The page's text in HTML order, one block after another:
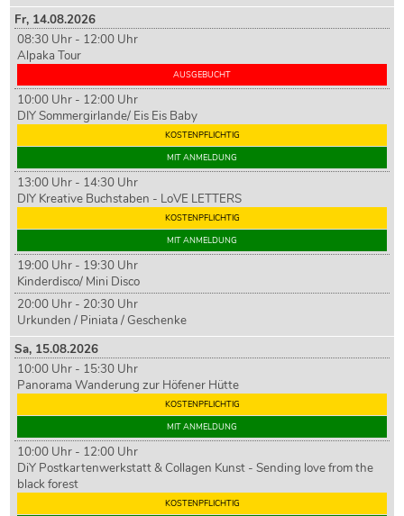
Fr, 14.08.2026
08:30 Uhr - 12:00 Uhr
Alpaka Tour
AUSGEBUCHT
10:00 Uhr - 12:00 Uhr
DIY Sommergirlande/ Eis Eis Baby
KOSTENPFLICHTIG
MIT ANMELDUNG
13:00 Uhr - 14:30 Uhr
DIY Kreative Buchstaben - LoVE LETTERS
KOSTENPFLICHTIG
MIT ANMELDUNG
19:00 Uhr - 19:30 Uhr
Kinderdisco/ Mini Disco
20:00 Uhr - 20:30 Uhr
Urkunden / Piniata / Geschenke
Sa, 15.08.2026
10:00 Uhr - 15:30 Uhr
Panorama Wanderung zur Höfener Hütte
KOSTENPFLICHTIG
MIT ANMELDUNG
10:00 Uhr - 12:00 Uhr
DiY Postkartenwerkstatt & Collagen Kunst - Sending love from the
black forest
KOSTENPFLICHTIG